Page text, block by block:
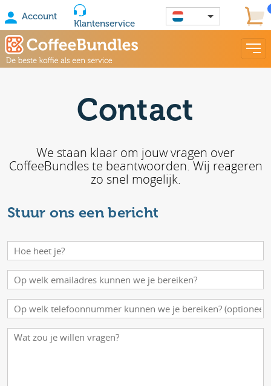
Account
Klantenservice
Contact
We staan klaar om jouw vragen over
CoffeeBundles te beantwoorden. Wij reageren
zo snel mogelijk.
Stuur ons een bericht